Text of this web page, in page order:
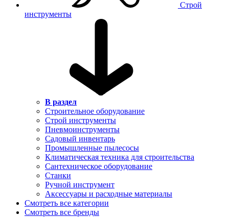
Строй
инструменты
В раздел
Строительное оборудование
Строй инструменты
Пневмоинструменты
Садовый инвентарь
Промышленные пылесосы
Климатическая техника для строительства
Сантехническое оборудование
Станки
Ручной инструмент
Аксессуары и расходные материалы
Смотреть все категории
Смотреть все бренды